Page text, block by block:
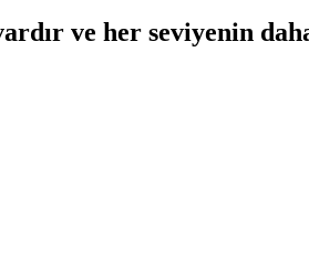
ve her seviyenin